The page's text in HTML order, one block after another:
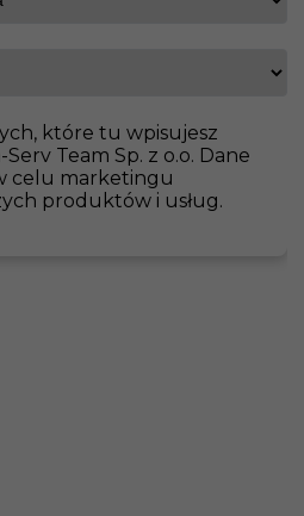
które tu wpisujesz
Team Sp. z o.o. Dane
celu marketingu
produktów i usług.